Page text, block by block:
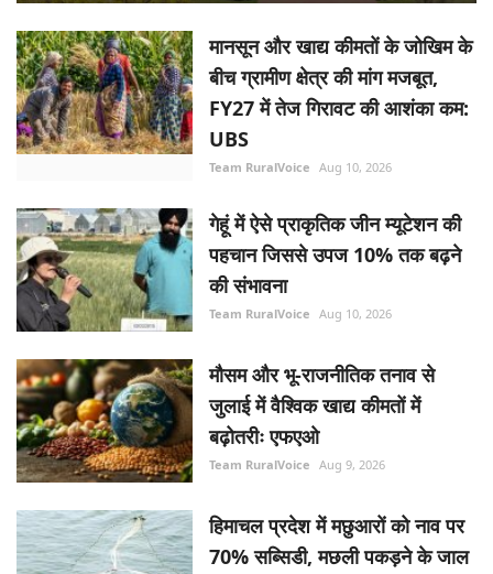
मानसून और खाद्य कीमतों के जोखिम के
बीच ग्रामीण क्षेत्र की मांग मजबूत,
FY27 में तेज गिरावट की आशंका कम:
UBS
Team RuralVoice Aug 10, 2026
गेहूं में ऐसे प्राकृतिक जीन म्यूटेशन की
पहचान जिससे उपज 10% तक बढ़ने
की संभावना
Team RuralVoice Aug 10, 2026
मौसम और भू-राजनीतिक तनाव से
जुलाई में वैश्विक खाद्य कीमतों में
बढ़ोतरीः एफएओ
Team RuralVoice Aug 9, 2026
हिमाचल प्रदेश में मछुआरों को नाव पर
70% सब्सिडी, मछली पकड़ने के जाल